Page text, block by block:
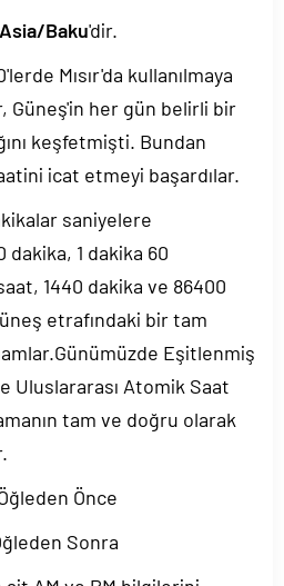
Asia/Baku'dir.
Mısır'da kullanılmaya
Güneş'in her gün belirli bir
keşfetmişti. Bundan
icat etmeyi başardılar.
saniyelere
1 dakika 60
1440 dakika ve 86400
etrafındaki bir tam
Eşitlenmiş
Uluslararası Atomik Saat
tam ve doğru olarak
Önce
Sonra